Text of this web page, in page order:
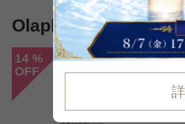
Olaplexの新着コスメ
14 %
OFF